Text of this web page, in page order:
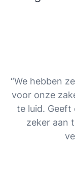
“We hebben
voor onze
te luid. Geeft
zeker aan